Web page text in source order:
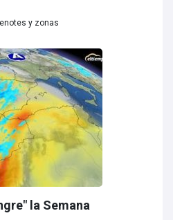
y zonas
la Semana